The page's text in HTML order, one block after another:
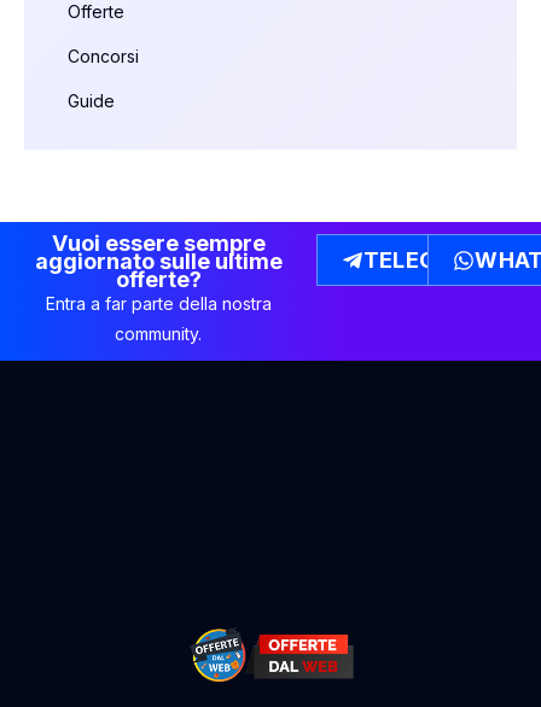
Offerte
Concorsi
Guide
Vuoi essere sempre
aggiornato sulle ultime
offerte?
Entra a far parte della nostra
community.
TELEGRAM